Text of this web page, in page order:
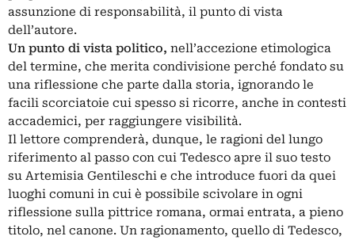
assunzione di responsabilità, il punto di vista
dell’autore.
Un punto di vista politico, nell’accezione etimologica
del termine, che merita condivisione perché fondato su
una riflessione che parte dalla storia, ignorando le
facili scorciatoie cui spesso si ricorre, anche in contesti
accademici, per raggiungere visibilità.
Il lettore comprenderà, dunque, le ragioni del lungo
riferimento al passo con cui Tedesco apre il suo testo
su Artemisia Gentileschi e che introduce fuori da quei
luoghi comuni in cui è possibile scivolare in ogni
riflessione sulla pittrice romana, ormai entrata, a pieno
titolo, nel canone. Un ragionamento, quello di Tedesco,